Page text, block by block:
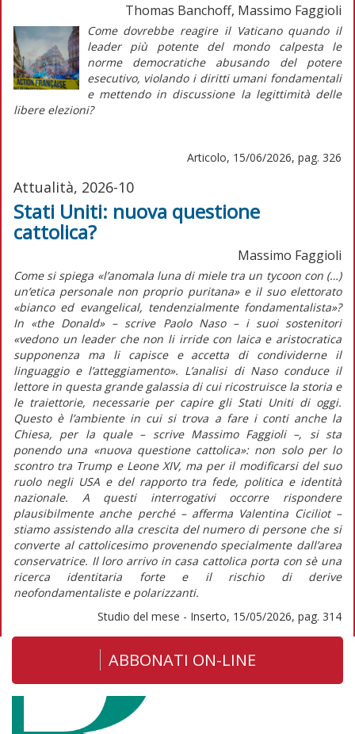
Thomas Banchoff, Massimo Faggioli
Come dovrebbe reagire il Vaticano quando il
leader più potente del mondo calpesta le
norme democratiche abusando del potere
esecutivo, violando i diritti umani fondamentali
e mettendo in discussione la legittimità delle
libere elezioni?
Articolo, 15/06/2026, pag. 326
Attualità, 2026-10
Stati Uniti: nuova questione
cattolica?
Massimo Faggioli
Come si spiega «l’anomala luna di miele tra un tycoon con (…)
un’etica personale non proprio puritana» e il suo elettorato
«bianco ed evangelical, tendenzialmente fondamentalista»?
In «the Donald»– scrive Paolo Naso – i suoi sostenitori
«vedono un leader che non li irride con laica e aristocratica
supponenza ma li capisce e accetta di condividerne il
linguaggio e l’atteggiamento». L’analisi di Naso conduce il
lettore in questa grande galassia di cui ricostruisce la storia e
le traiettorie, necessarie per capire gli Stati Uniti di oggi.
Questo è l’ambiente in cui si trova a fare i conti anche la
Chiesa, per la quale – scrive Massimo Faggioli –, si sta
ponendo una «nuova questione cattolica»: non solo per lo
scontro tra Trump e Leone XIV, ma per il modificarsi del suo
ruolo negli USA e del rapporto tra fede, politica e identità
nazionale. A questi interrogativi occorre rispondere
plausibilmente anche perché – afferma Valentina Ciciliot –
stiamo assistendo alla crescita del numero di persone che si
converte al cattolicesimo provenendo specialmente dall’area
conservatrice. Il loro arrivo in casa cattolica porta con sè una
ricerca identitaria forte e il rischio di derive
neofondamentaliste e polarizzanti.
Studio del mese - Inserto, 15/05/2026, pag. 314
ABBONATI ON-LINE